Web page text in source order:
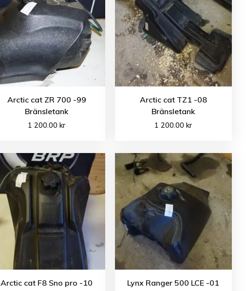
Arctic cat ZR 700 -99
Bränsletank
1 200.00kr
Arctic cat TZ1 -08
Bränsletank
1 200.00kr
Arctic cat F8 Sno pro -10
Lynx Ranger 500 LCE -01